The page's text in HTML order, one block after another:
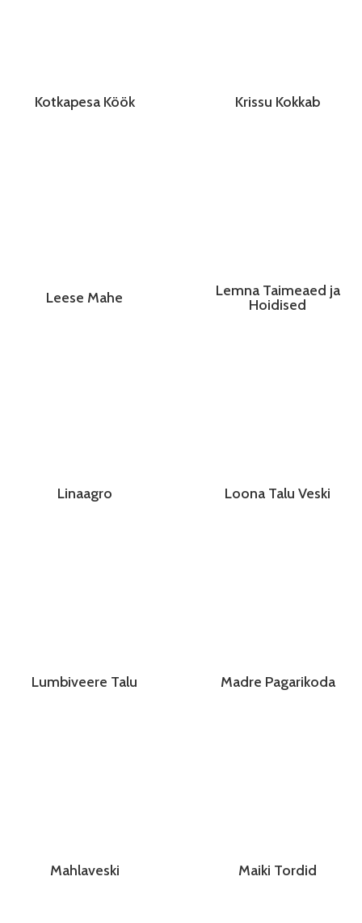
Kotkapesa Köök Krissu Kokkab
Leese Mahe
Lemna Taimeaed ja
Hoidised
Linaagro Loona Talu Veski
Lumbiveere Talu Madre Pagarikoda
Mahlaveski Maiki Tordid